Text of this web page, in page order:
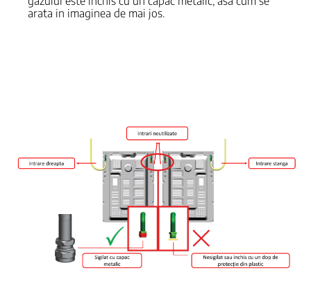
arata in imaginea de mai jos.